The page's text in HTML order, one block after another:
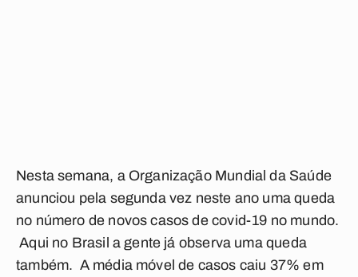
Nesta semana, a Organização Mundial da Saúde
anunciou pela segunda vez neste ano uma queda
no número de novos casos de covid-19 no mundo.
Aqui no Brasil a gente já observa uma queda
também. A média móvel de casos caiu 37% em